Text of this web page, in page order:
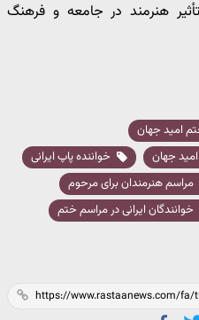
هنرمند در جامعه و فرهنگ
امید جهان
امید جهان
خواننده پاپ ایرانی
مراسم هنرمندان برای مرحوم
خوانندگان ایرانی در مراسم ختم